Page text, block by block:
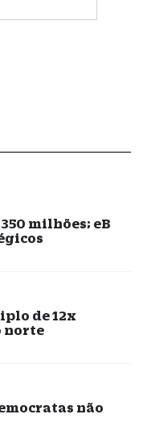
milhões; eB
de 12x
norte
não